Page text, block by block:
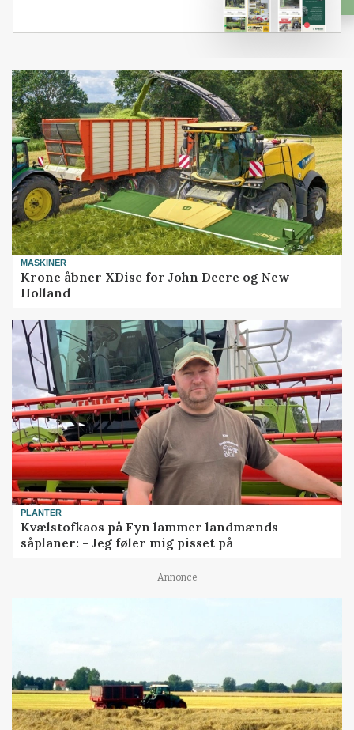
MASKINER
Krone åbner XDisc for John Deere og New
Holland
PLANTER
Kvælstofkaos på Fyn lammer landmænds
såplaner: - Jeg føler mig pisset på
Annonce